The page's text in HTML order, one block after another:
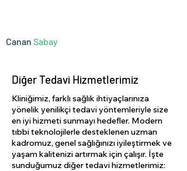
Canan Sabay
Diğer Tedavi Hizmetlerimiz
Kliniğimiz, farklı sağlık ihtiyaçlarınıza
yönelik yenilikçi tedavi yöntemleriyle size
en iyi hizmeti sunmayı hedefler. Modern
tıbbi teknolojilerle desteklenen uzman
kadromuz, genel sağlığınızı iyileştirmek ve
yaşam kalitenizi artırmak için çalışır. İşte
sunduğumuz diğer tedavi hizmetlerimiz: